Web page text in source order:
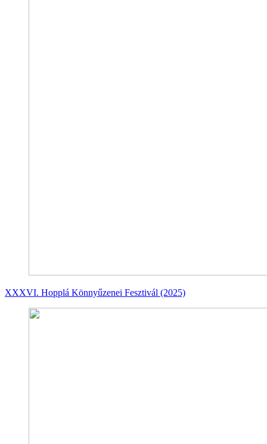
XXXVI. Hopplá Könnyűzenei Fesztivál (2025)